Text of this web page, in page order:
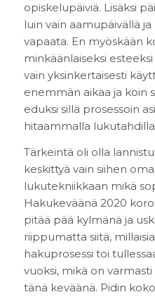
opiskelupäiviä. Lisäksi
luin vain aamupäivällä
vapaata. En myöskään
minkäänlaiseksi
vain yksinkertaisesti
enemmän aikaa ja koin
eduksi sillä prosessoin
hitaammalla
Tärkeintä oli olla
keskittyä vain siihen
lukutekniikkaan mikä
Hakukeväänä 2020
pitää pää kylmänä ja
riippumatta siitä,
hakuprosessi toi
vuoksi, mikä on
tänä keväänä. Pidin